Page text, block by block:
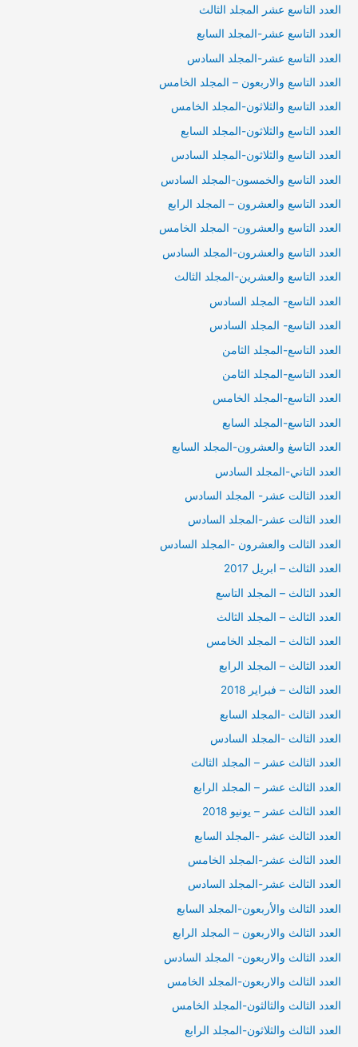
العدد التاسع عشر المجلد الثالث
العدد التاسع عشر-المجلد السابع
العدد التاسع عشر-المجلد السادس
العدد التاسع والاربعون – المجلد الخامس
العدد التاسع والثلاثون-المجلد الخامس
العدد التاسع والثلاثون-المجلد السابع
العدد التاسع والثلاثون-المجلد السادس
العدد التاسع والخمسون-المجلد السادس
العدد التاسع والعشرون – المجلد الرابع
العدد التاسع والعشرون- المجلد الخامس
العدد التاسع والعشرون-المجلد السادس
العدد التاسع والعشرين-المجلد الثالث
العدد التاسع- المجلد السادس
العدد التاسع- المجلد السادس
العدد التاسع-المجلد الثامن
العدد التاسع-المجلد الثامن
العدد التاسع-المجلد الخامس
العدد التاسع-المجلد السابع
العدد التاسغ والعشرون-المجلد السابع
العدد التاني-المجلد السادس
العدد الثالت عشر- المجلد السادس
العدد الثالت عشر-المجلد السادس
العدد الثالت والعشرون -المجلد السادس
العدد الثالث – ابريل 2017
العدد الثالث – المجلد التاسع
العدد الثالث – المجلد الثالث
العدد الثالث – المجلد الخامس
العدد الثالث – المجلد الرابع
العدد الثالث – فبراير 2018
العدد الثالث -المجلد السابع
العدد الثالث -المجلد السادس
العدد الثالث عشر – المجلد الثالث
العدد الثالث عشر – المجلد الرابع
العدد الثالث عشر – يونيو 2018
العدد الثالث عشر -المجلد السابع
العدد الثالث عشر-المجلد الخامس
العدد الثالث عشر-المجلد السادس
العدد الثالث والأربعون-المجلد السابع
العدد الثالث والاربعون – المجلد الرابع
العدد الثالث والاربعون- المجلد السادس
العدد الثالث والاربعون-المجلد الخامس
العدد الثالث والثالثون-المجلد الخامس
العدد الثالث والثلاثون-المجلد الرابع